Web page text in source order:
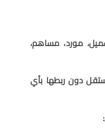
مورد، مساهم،
دون ربطها بأي